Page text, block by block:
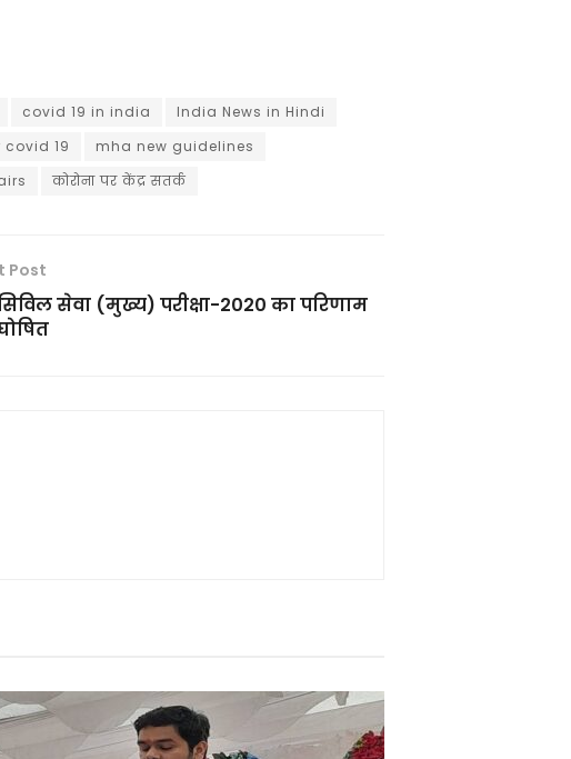
covid 19 in india
India News in Hindi
19
mha new guidelines
कोरोना पर केंद्र सतर्क
Post
सेवा (मुख्य) परीक्षा-2020 का परिणाम